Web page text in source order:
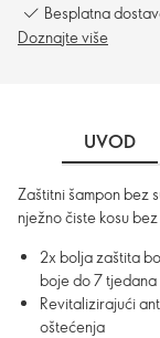
Besplatna
Doznajte više
UVOD
Zaštitni šampon bez
nježno čiste kosu
2x bolja zaštita
boje do 7 tjedana
Revitalizirajući
oštećenja